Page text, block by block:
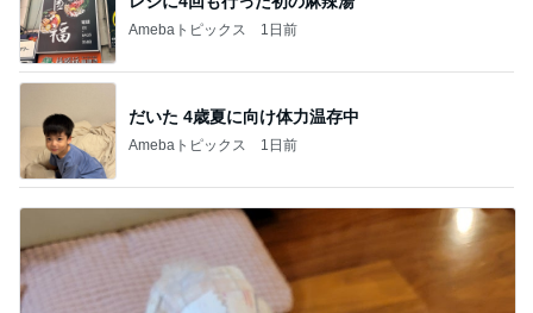
Amebaトピックス 1日前
だいた 4歳夏に向け体力温存中
Amebaトピックス 1日前